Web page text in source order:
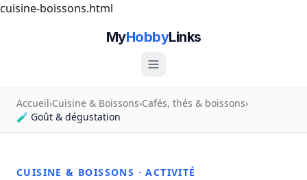
cuisine-boissons.html
MyHobbyLinks
Accueil›Cuisine & Boissons›Cafés, thés & boissons›
🧪 Goût & dégustation
CUISINE & BOISSONS · ACTIVITÉ